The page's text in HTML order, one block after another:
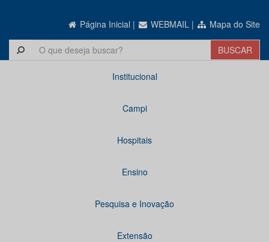
Página Inicial | WEBMAIL | Mapa do Site
Institucional
Campi
Hospitais
Ensino
Pesquisa e Inovação
Extensão